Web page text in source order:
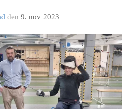
den 9. nov 2023